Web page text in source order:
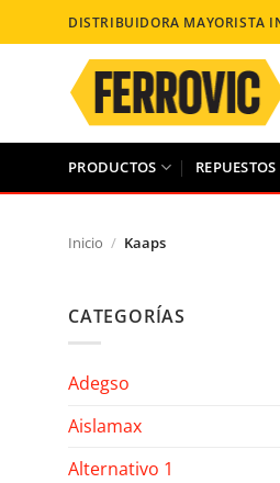
al
contenido
DISTRIBUIDORA MAYORISTA
PRODUCTOS REPUESTOS
Inicio / Kaaps
CATEGORÍAS
Adegso
Aislamax
Alternativo 1